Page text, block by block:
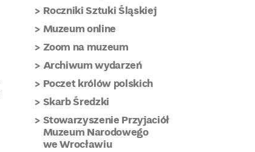
Roczniki Sztuki Śląskiej
Muzeum online
Zoom na muzeum
Archiwum wydarzeń
Poczet królów polskich
Skarb Średzki
Stowarzyszenie Przyjaciół
Muzeum Narodowego
we Wrocławiu